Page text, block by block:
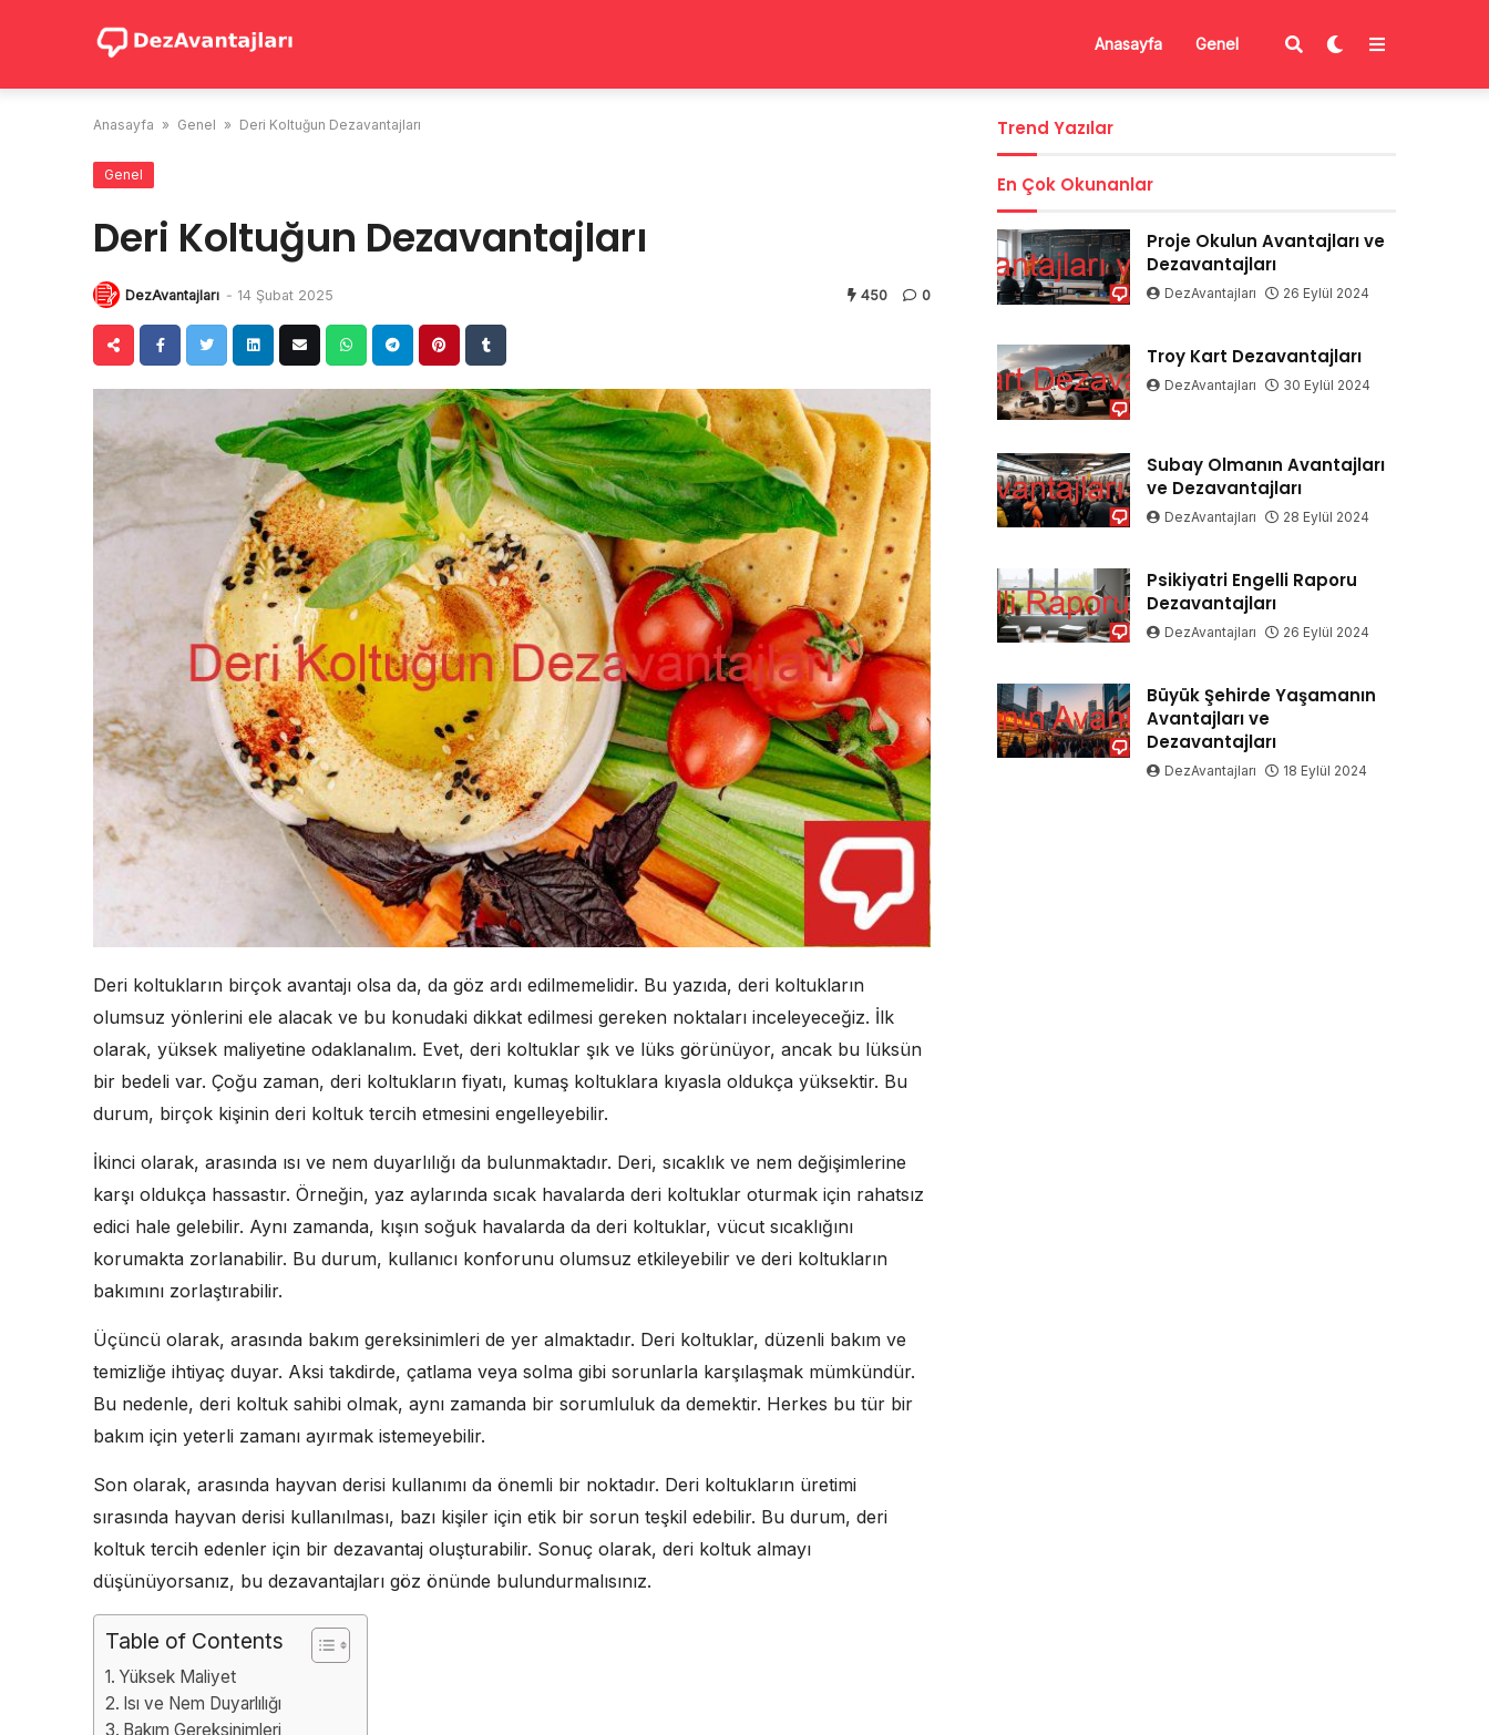
Anasayfa Genel
Anasayfa » Genel » Deri Koltuğun Dezavantajları
Genel
Deri Koltuğun Dezavantajları
DezAvantajları - 14 Şubat 2025 450 0
Deri koltukların birçok avantajı olsa da, da göz ardı edilmemelidir. Bu yazıda, deri koltukların
olumsuz yönlerini ele alacak ve bu konudaki dikkat edilmesi gereken noktaları inceleyeceğiz. İlk
olarak, yüksek maliyetine odaklanalım. Evet, deri koltuklar şık ve lüks görünüyor, ancak bu lüksün
bir bedeli var. Çoğu zaman, deri koltukların fiyatı, kumaş koltuklara kıyasla oldukça yüksektir. Bu
durum, birçok kişinin deri koltuk tercih etmesini engelleyebilir.
İkinci olarak, arasında ısı ve nem duyarlılığı da bulunmaktadır. Deri, sıcaklık ve nem değişimlerine
karşı oldukça hassastır. Örneğin, yaz aylarında sıcak havalarda deri koltuklar oturmak için rahatsız
edici hale gelebilir. Aynı zamanda, kışın soğuk havalarda da deri koltuklar, vücut sıcaklığını
korumakta zorlanabilir. Bu durum, kullanıcı konforunu olumsuz etkileyebilir ve deri koltukların
bakımını zorlaştırabilir.
Üçüncü olarak, arasında bakım gereksinimleri de yer almaktadır. Deri koltuklar, düzenli bakım ve
temizliğe ihtiyaç duyar. Aksi takdirde, çatlama veya solma gibi sorunlarla karşılaşmak mümkündür.
Bu nedenle, deri koltuk sahibi olmak, aynı zamanda bir sorumluluk da demektir. Herkes bu tür bir
bakım için yeterli zamanı ayırmak istemeyebilir.
Son olarak, arasında hayvan derisi kullanımı da önemli bir noktadır. Deri koltukların üretimi
sırasında hayvan derisi kullanılması, bazı kişiler için etik bir sorun teşkil edebilir. Bu durum, deri
koltuk tercih edenler için bir dezavantaj oluşturabilir. Sonuç olarak, deri koltuk almayı
düşünüyorsanız, bu dezavantajları göz önünde bulundurmalısınız.
Table of Contents
Yüksek Maliyet
Isı ve Nem Duyarlılığı
Bakım Gereksinimleri
Trend Yazılar
En Çok Okunanlar
Proje Okulun Avantajları ve
Dezavantajları
DezAvantajları 26 Eylül 2024
Troy Kart Dezavantajları
DezAvantajları 30 Eylül 2024
Subay Olmanın Avantajları
ve Dezavantajları
DezAvantajları 28 Eylül 2024
Psikiyatri Engelli Raporu
Dezavantajları
DezAvantajları 26 Eylül 2024
Büyük Şehirde Yaşamanın
Avantajları ve
Dezavantajları
DezAvantajları 18 Eylül 2024